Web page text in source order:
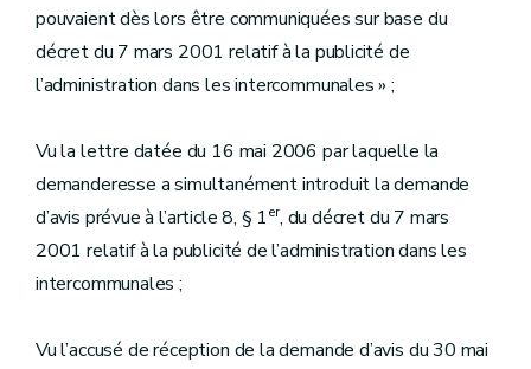
pouvaient dès lors être communiquées sur base du
décret du 7 mars 2001 relatif à la publicité de
l’administration dans les intercommunales » ;
Vu la lettre datée du 16 mai 2006 par laquelle la
demanderesse a simultanément introduit la demande
d’avis prévue à l’article 8, § 1er, du décret du 7 mars
2001 relatif à la publicité de l’administration dans les
intercommunales ;
Vu l’accusé de réception de la demande d’avis du 30 mai